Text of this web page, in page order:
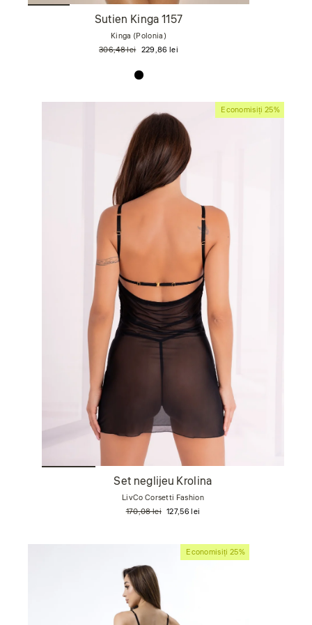
Sutien Kinga 1157
Kinga (Polonia)
Preț
306,48 lei Preț
vânzare
229,86 lei
Economisiți 25%
Set neglijeu Krolina
LivCo Corsetti Fashion
Preț
170,08 lei Preț
127,56 lei
Economisiți 25%